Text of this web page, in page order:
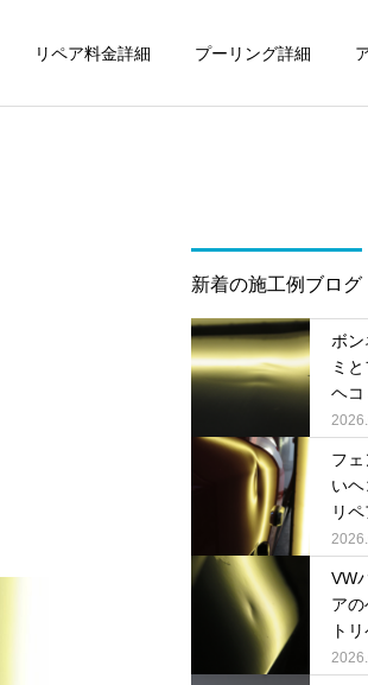
リペア料金詳細 プーリング詳細
新着の施工例ブログ
ボ
ミ
ヘコ
フェ
いヘ
リ
VW
ア
ト